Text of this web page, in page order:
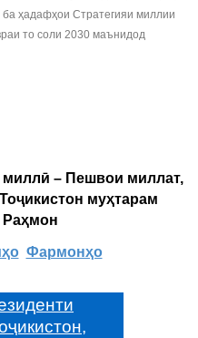
ҳадафҳои Стратегияи миллии
то соли 2030 маънидод
миллӣ – Пешвои миллат,
муҳтарам
Фармонҳо